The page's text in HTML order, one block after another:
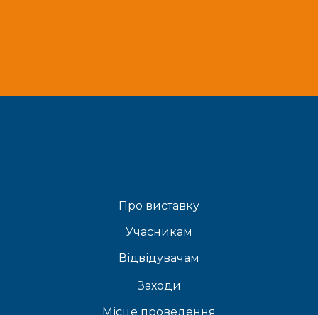
Про виставку
Учасникам
Відвідувачам
Заходи
Місце проведення